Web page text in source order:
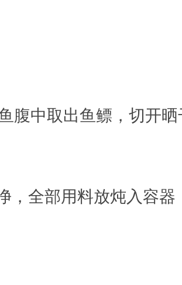
腹中取出鱼鳔，切开
，全部用料放炖入容器